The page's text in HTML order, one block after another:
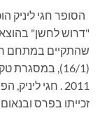
הסופר חגי ליניק
"דרוש לחשן"
(16/1),
2011 . חגי
זכייתו בפרס